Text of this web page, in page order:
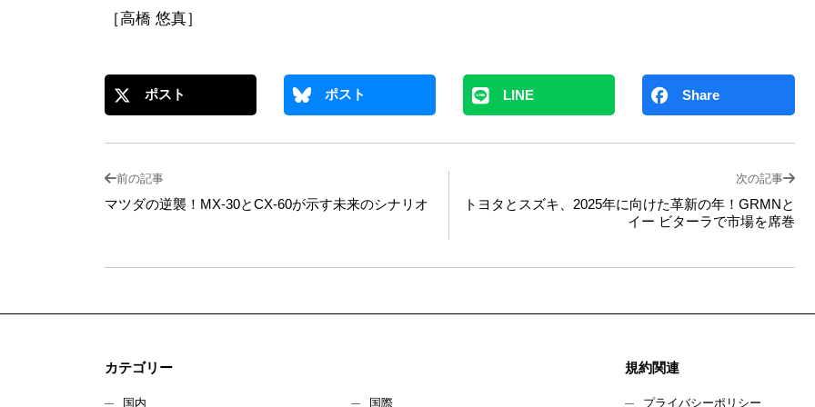
［高橋 悠真］
ポスト ポスト LINE Share
前の記事
マツダの逆襲！MX-30とCX-60が示す未来のシナリオ
次の記事
トヨタとスズキ、2025年に向けた革新の年！GRMNと
イー ビターラで市場を席巻
カテゴリー
国内 国際
規約関連
プライバシーポリシー